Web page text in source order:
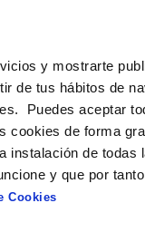
y mostrarte
de tus hábitos de
Puedes aceptar
cookies de forma
instalación de todas
y que por
Cookies